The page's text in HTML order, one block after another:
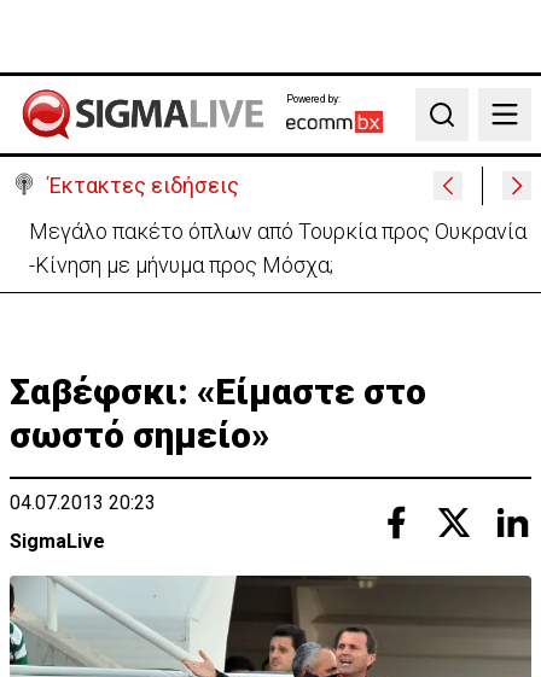
Powered by:
Search
Έκτακτες ειδήσεις
Μελέτησε το πόρισμα της φωτιάς στο Καλό Χωριό
ο Πάλμας- «Ουδέν σχόλιο»
Σαβέφσκι: «Είμαστε στο
σωστό σημείο»
04.07.2013 20:23
SigmaLive